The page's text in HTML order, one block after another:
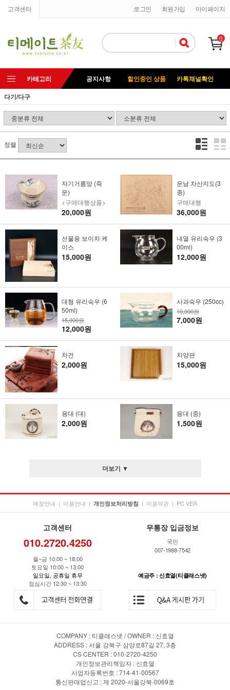
고객센터 마이페이지
회원가입
로그인
0
카테고리 공지사항 할인중인 상품
카톡채널확인
다기/다구
정렬
자기거름망 (죽
운)
<구매대행상품>
20,000원
운남 차산지도(3
종)
구매대행
36,000원
선물용 보이차 케
이스
15,000원
내열 유리숙우 (3
00ml)
12,000원
대형 유리숙우 (6
50ml)
15,000원
12,000원
사과숙우 (250cc)
10,000원
7,000원
차건
2,000원
차양판
15,000원
용대 (대)
2,000원
용대 (중)
1,500원
더보기 ▼
매장안내 | 이용안내 | 개인정보처리방침 | 이용약관 | PC VER
고객센터
010.2720.4250
월~금 10:00 ~ 18:00
토요일 10:00 ~ 13:00
일요일, 공휴일 휴무
점심시간 12:30 ~ 13:30
무통장 입금정보
국민
007-1988-7542
예금주 : 신효열(티클래스넷)
COMPANY : 티클래스넷 / OWNER : 신효열
ADDRESS : 서울 강북구 삼양로87길 27, 3층
CS CENTER : 010-2720-4250
개인정보관리책임자 : 신효열
사업자등록번호 : 714-41-00567
통신판매업신고 : 제 2020-서울강북-0069호